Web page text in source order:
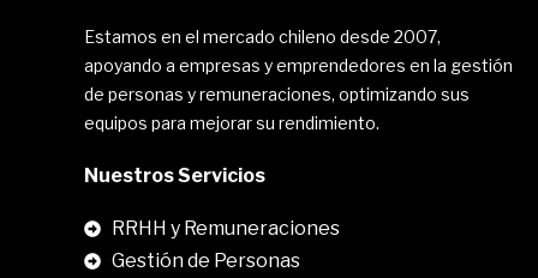
Estamos en el mercado chileno desde 2007,
apoyando a empresas y emprendedores en la gestión
de personas y remuneraciones, optimizando sus
equipos para mejorar su rendimiento.
Nuestros Servicios
RRHH y Remuneraciones
Gestión de Personas